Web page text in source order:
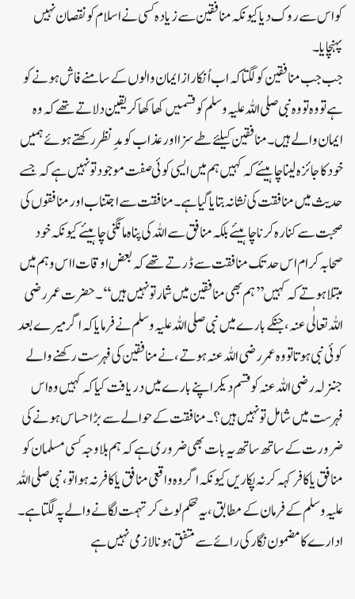
کو اس سے روک دیا کیونکہ منافقین سے زیادہ کسی نے اسلام کو نقصان نہیں
پہنچایا ۔
جب جب منافقین کو لگتا کہ اب اُنکا راز ایمان والوں کے سامنے فاش ہونے کو
ہے تو وہ تو وہ نبی صلی اللہ علیہ وسلم کو قسمیں کھا کھا کر یقین دلاتے تھے کہ وہ
ایمان والے ہیں۔منافقین کیلئے طے سزا اور عذاب کو مدِ نظر رکھتے ہوئے ہمیں
خود کا جائزہ لینا چاہیئے کہ کہیں ہم میں ایسی کوئی صفت موجود تو نہیں ہے کہ جسے
حدیث میں منافقت کی نشانہ بتایا گیا ہے۔منافقت سے اجتناب اور منافقوں کی
صحبت سے کنارہ کرنا چاہیئے بلکہ منافق سے اللہ کی پناہ مانگنی چاہیئے کیونکہ خود
صحابہ کرام اس حد تک منافقت سے ڈرتے تھے کہ بعض اوقات ااس وہم میں
مبتلا ہوتے کہ کہیں’’ ہم بھی منافقین میں شمار تو نہیں ہیں‘‘۔حضرت عمر رضی
اللہ تعالٰی عنہ،جنکے بارے میں نبی صلی اللہ علیہ وسلم نے فرمایا کہ اگر میرے بعد
کوئی نبی ہوتا تو وہ عمر رضی اللہ عنہ ہوتے،نے منافقین کی فہرست رکھنے والے
جنزلہ رضی اللہ عنہ کو قسم دیکر اپنے بارے میں دریافت کیا کہ کہیں وہ اس
فہرست میں شامل تو نہیں ہیں؟۔منافقت کے حوالے سے بڑا حساس ہونے کی
ضرورت کے ساتھ ساتھ یہ بات بھی ضروری ہے کہ ہم بلا وجہ کسی مسلمان کو
منافق یا کافر کہہ کر نہ پکاریں کیونکہ اگر وہ واقعی منافق یا کافر نہ ہوا تو،نبی صلی اللہ
علیہ وسلم کے فرمان کے مطابق، یہ حُکم لوٹ کر تہمت لگانے والے پہ لگتا ہے۔
ادارے کا مضمون نگار کی رائے سے متفق ہونا لازمی نہیں ہے